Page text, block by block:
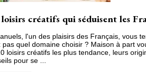
créatifs qui séduisent les
l'un des plaisirs des Français, vous
pas quel domaine choisir ? Maison à part
loisirs créatifs les plus tendance, leurs
pour se ...